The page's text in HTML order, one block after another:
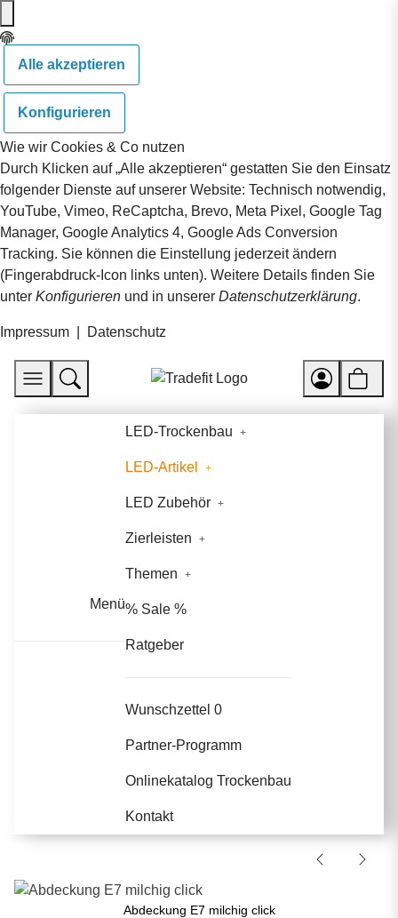
Alle akzeptieren
Konfigurieren
Wie wir Cookies & Co nutzen
Durch Klicken auf „Alle akzeptieren“ gestatten Sie den Einsatz
folgender Dienste auf unserer Website: Technisch notwendig,
YouTube, Vimeo, ReCaptcha, Brevo, Meta Pixel, Google Tag
Manager, Google Analytics 4, Google Ads Conversion
Tracking. Sie können die Einstellung jederzeit ändern
(Fingerabdruck-Icon links unten). Weitere Details finden Sie
unter Konfigurieren und in unserer Datenschutzerklärung.
Impressum Datenschutz
Menü
LED-Trockenbau
LED-Artikel
LED Zubehör
Zierleisten
Themen
% Sale %
Ratgeber
Wunschzettel 0
Partner-Programm
Onlinekatalog Trockenbau
Kontakt
Abdeckung E7 milchig click